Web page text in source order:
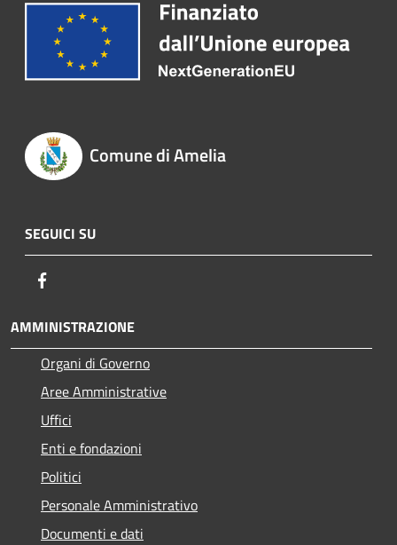
Comune di Amelia
SEGUICI SU
AMMINISTRAZIONE
Organi di Governo
Aree Amministrative
Uffici
Enti e fondazioni
Politici
Personale Amministrativo
Documenti e dati